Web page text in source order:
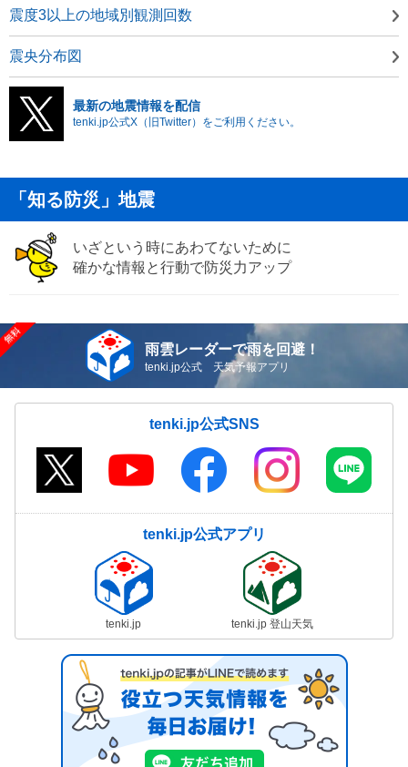
震度3以上の地域別観測回数
震央分布図
最新の地震情報を配信
tenki.jp公式X（旧Twitter）をご利用ください。
「知る防災」地震
いざという時にあわてないために
確かな情報と行動で防災力アップ
雨雲レーダーで雨を回避！
tenki.jp公式 天気予報アプリ
tenki.jp公式SNS
tenki.jp公式アプリ
tenki.jp tenki.jp 登山天気